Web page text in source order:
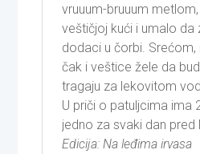
vruuum-bruuum
veštičjoj kući i umalo da
dodaci u čorbi.
čak i veštice žele da
tragaju za lekovitom
U priči o patuljcima ima
jedno za svaki dan pred
Edicija: Na leđima irvasa